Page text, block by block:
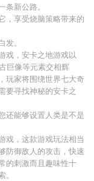
新公路。
，享受烧脑策略带来的
。
戏，安卡之地游戏以
巨像等元素交相辉
玩家将围绕世界七大奇
要寻找神秘的安卡之
还能够设置人类是不是
戏，这款游戏玩法相当
防御敌人的攻击，快速
的刺激而且趣味性十